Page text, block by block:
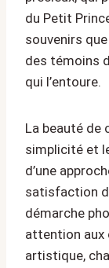
du Petit
souvenirs
des témoins
qui l’entoure.
La beauté de
simplicité et
d’une
satisfaction
démarche
attention aux
artistique,